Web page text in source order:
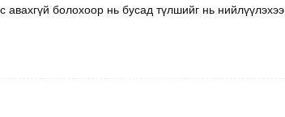
авахгүй болохоор нь бусад түлшийг нь нийлүүлэхээ